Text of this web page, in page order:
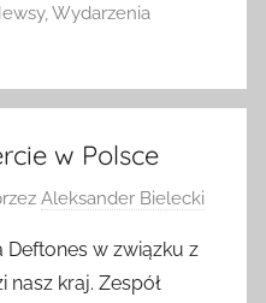
,Wydarzenia
w Polsce
Aleksander Bielecki
Deftones w związku z
nasz kraj. Zespół